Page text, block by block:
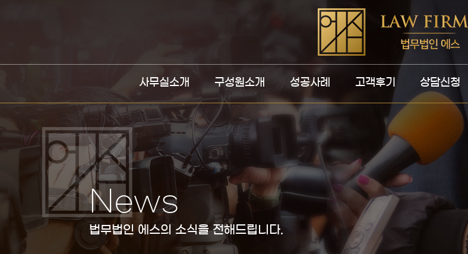
사무실소개 구성원소개 성공사례 고객후기 상담신청
News
법무법인 에스의 소식을 전해드립니다.